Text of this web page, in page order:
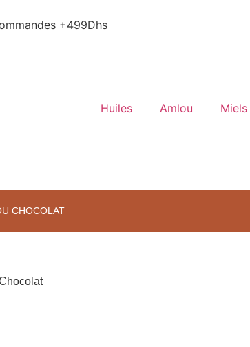
+499Dhs
Huiles Amlou Miels
CHOCOLAT